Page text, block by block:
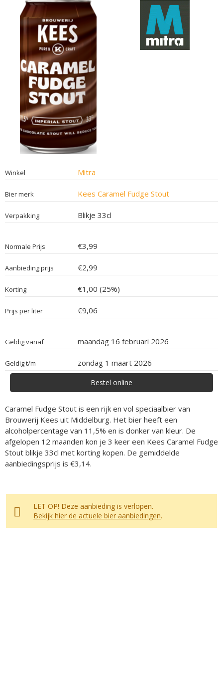
Winkel Mitra
Bier merk Kees Caramel Fudge Stout
Verpakking Blikje 33cl
Normale Prijs €3,99
Aanbieding prijs €2,99
Korting €1,00 (25%)
Prijs per liter €9,06
Geldig vanaf maandag 16 februari 2026
Geldig t/m zondag 1 maart 2026
Bestel online
Caramel Fudge Stout is een rijk en vol speciaalbier van
Brouwerij Kees uit Middelburg. Het bier heeft een
alcoholpercentage van 11,5% en is donker van kleur. De
afgelopen 12 maanden kon je 3 keer een Kees Caramel Fudge
Stout blikje 33cl met korting kopen. De gemiddelde
aanbiedingsprijs is €3,14.
LET OP! Deze aanbieding is verlopen.
Bekijk hier de actuele bier aanbiedingen.